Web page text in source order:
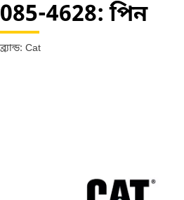
085-4628: পিন
ব্র্যান্ড: Cat